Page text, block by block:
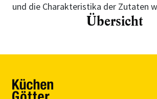
und die Charakteristika der Zutaten
Übersicht